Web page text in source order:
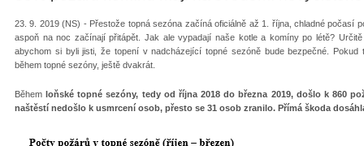
23. 9. 2019 (NS) - Přestože topná sezóna začíná oficiálně až 1. října, chladné počasí
aspoň na noc začínají přitápět. Jak ale vypadají naše kotle a komíny po létě?
abychom si byli jisti, že topení v nadcházející topné sezóně bude bezpečné.
během topné sezóny, ještě dvakrát.
Běhemloňské topné sezóny, tedy od října 2018 do března 2019, došlo k 860
naštěstí nedošlo k usmrcení osob, přesto se 31 osob zranilo. Přímá škoda